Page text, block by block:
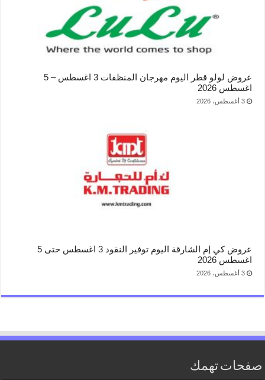
عروض لولو قطر اليوم مهرجان المنظفات 3 اغسطس – 5
اغسطس 2026
3 أغسطس، 2026
عروض كي إم الشارقة اليوم توفير النقود 3 اغسطس حتى 5
اغسطس 2026
3 أغسطس، 2026
صفحات تهمك